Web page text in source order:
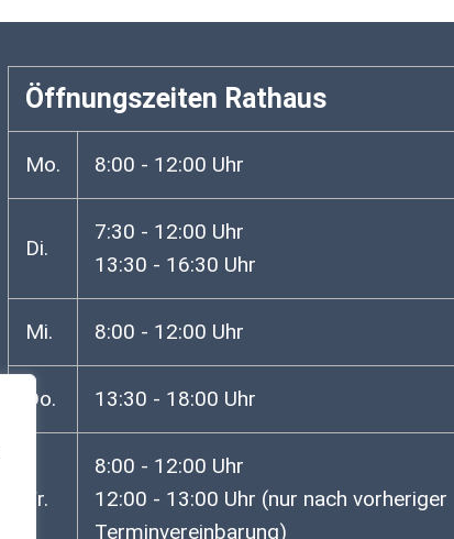
Öffnungszeiten Rathaus
Mo. 8:00 - 12:00 Uhr
Di.
7:30 - 12:00 Uhr
13:30 - 16:30 Uhr
Mi. 8:00 - 12:00 Uhr
Do. 13:30 - 18:00 Uhr
Fr.
8:00 - 12:00 Uhr
12:00 - 13:00 Uhr (nur nach vorheriger
Terminvereinbarung)